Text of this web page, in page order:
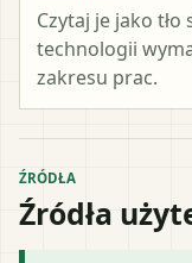
Czytaj je jako
technologii
zakresu prac.
ŹRÓDŁA
Źródła